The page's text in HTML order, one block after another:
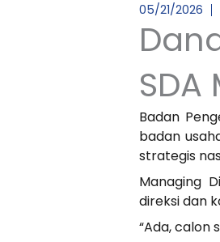
05/21/2026
Badan
badan
strategis
Managing
direksi dan
“Ada, calon